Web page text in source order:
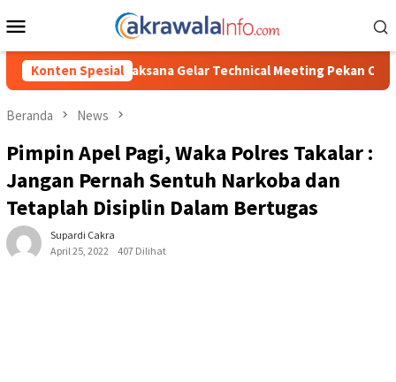
ke
Mobile
Konten Spesial
Technical Meeting Pekan Olahraga Tingkat Kecamatan
Beranda News
Pimpin Apel Pagi, Waka Polres Takalar :
Jangan Pernah Sentuh Narkoba dan
Tetaplah Disiplin Dalam Bertugas
Supardi Cakra
April 25, 2022
407 Dilihat